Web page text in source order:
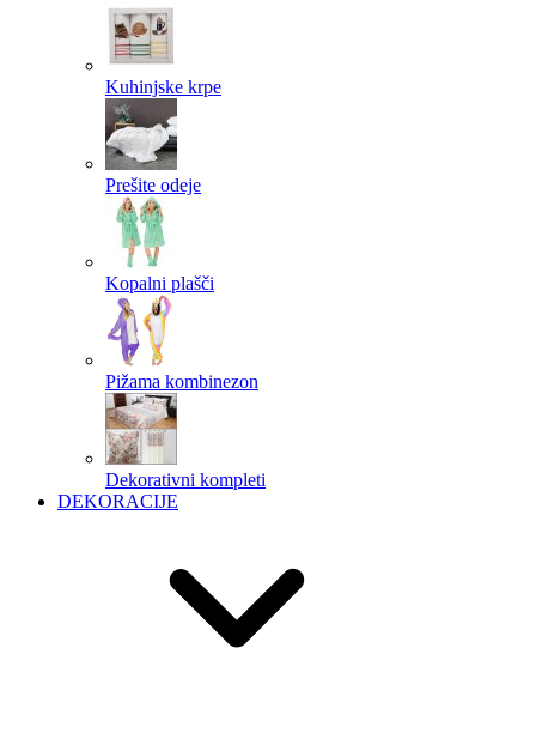
Kuhinjske krpe
Prešite odeje
Kopalni plašči
Pižama kombinezon
Dekorativni kompleti
DEKORACIJE